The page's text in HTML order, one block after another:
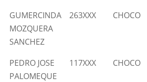
GUMERCINDA
MOZQUERA
SANCHEZ
263XXX CHOCO
PEDRO JOSE
PALOMEQUE
117XXX CHOCO